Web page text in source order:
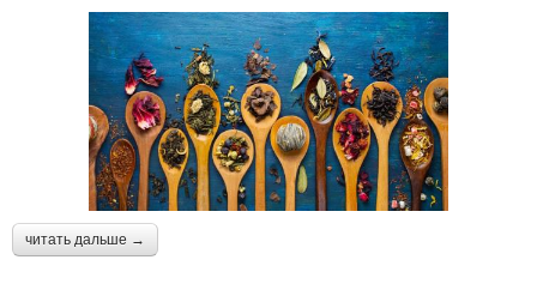
читать дальше →